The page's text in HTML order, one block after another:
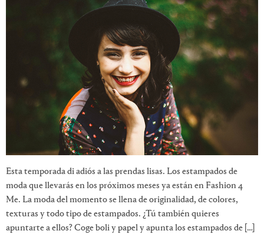
Esta temporada di adiós a las prendas lisas. Los estampados de
moda que llevarás en los próximos meses ya están en Fashion 4
Me. La moda del momento se llena de originalidad, de colores,
texturas y todo tipo de estampados. ¿Tú también quieres
apuntarte a ellos? Coge boli y papel y apunta los estampados de […]